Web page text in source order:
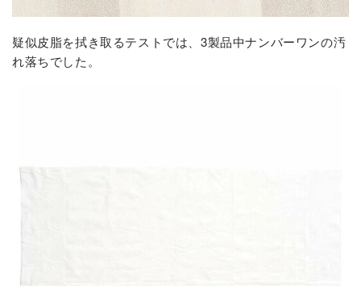
疑似皮脂を拭き取るテストでは、3製品中ナンバーワンの汚
れ落ちでした。